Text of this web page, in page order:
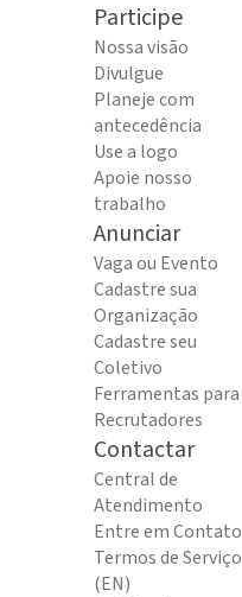
Participe
Nossa visão
Divulgue
Planeje com
antecedência
Use a logo
Apoie nosso
trabalho
Anunciar
Vaga ou Evento
Cadastre sua
Organização
Cadastre seu
Coletivo
Ferramentas para
Recrutadores
Contactar
Central de
Atendimento
Entre em Contato
Termos de Serviço
(EN)